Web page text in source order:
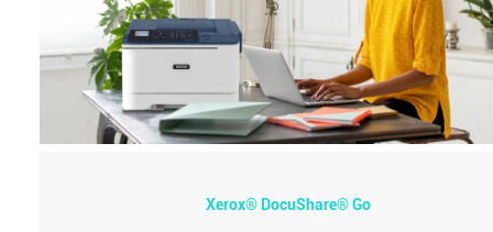
Xerox® DocuShare® Go